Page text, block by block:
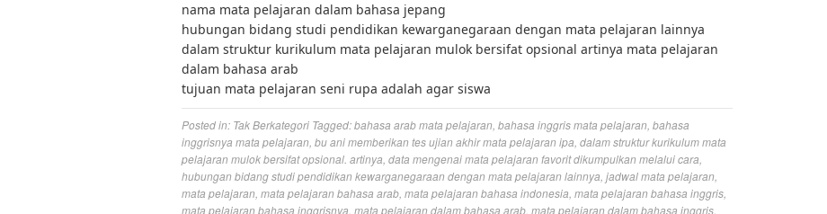
nama mata pelajaran dalam bahasa jepang
hubungan bidang studi pendidikan kewarganegaraan dengan mata pelajaran lainnya
dalam struktur kurikulum mata pelajaran mulok bersifat opsional artinya mata pelajaran
dalam bahasa arab
tujuan mata pelajaran seni rupa adalah agar siswa
Posted in: Tak Berkategori Tagged:bahasa arab mata pelajaran bahasa inggris mata pelajaran bahasa
inggrisnya mata pelajaran bu ani memberikan tes ujian akhir mata pelajaran ipa dalam struktur kurikulum mata
pelajaran mulok bersifat opsional. artinya data mengenai mata pelajaran favorit dikumpulkan melalui cara
hubungan bidang studi pendidikan kewarganegaraan dengan mata pelajaran lainnya jadwal mata pelajaran
mata pelajaran mata pelajaran bahasa arab mata pelajaran bahasa indonesia mata pelajaran bahasa inggris
mata pelajaran bahasa inggrisnya mata pelajaran dalam bahasa arab mata pelajaran dalam bahasa inggris